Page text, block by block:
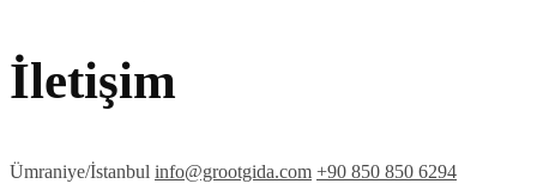
İletişim
Ümraniye/İstanbul info@grootgida.com +90 850 850 6294